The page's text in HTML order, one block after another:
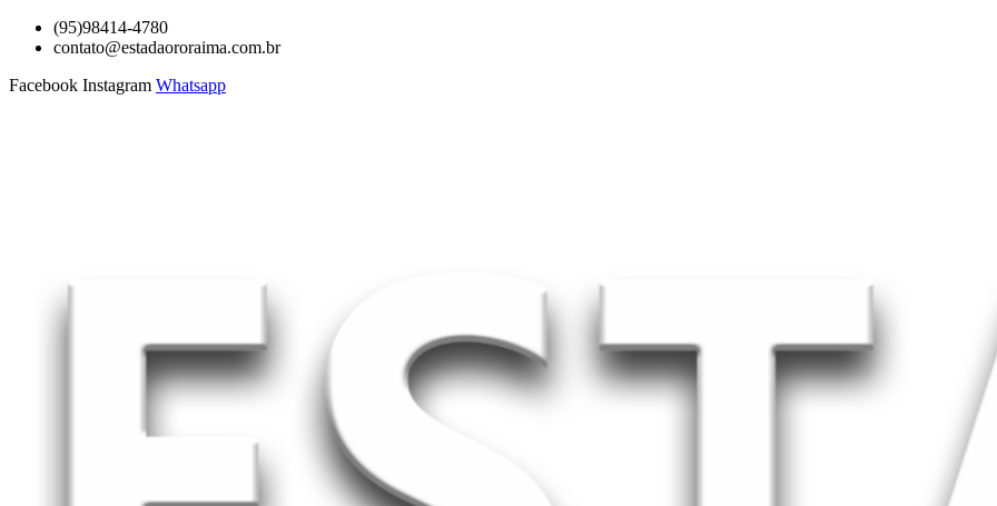
para
conteúdo
(95)98414-4780
contato@estadaororaima.com.br
Facebook Instagram Whatsapp